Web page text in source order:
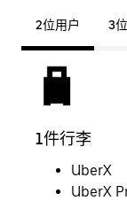
2位用户 3
1件行李
UberX
UberX